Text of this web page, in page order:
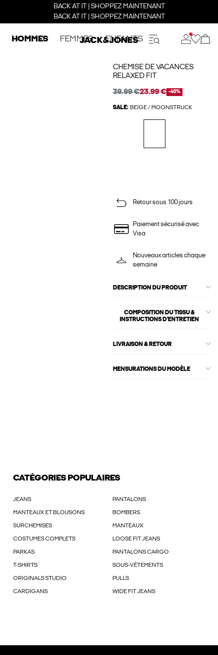
BACK AT IT | SHOPPEZ MAINTENANT
BACK AT IT | SHOPPEZ MAINTENANT
HOMMES FEMMES ENFANTS
CHEMISE DE VACANCES
RELAXED FIT
39.99 €23.99 € -40%
SALE: BEIGE / MOONSTRUCK
Retour sous 100 jours
Paiement sécurisé avec
Visa
Nouveaux articles chaque
semaine
DESCRIPTION DU PRODUIT
COMPOSITION DU TISSU &
INSTRUCTIONS D'ENTRETIEN
LIVRAISON & RETOUR
MENSURATIONS DU MODÈLE
CATÉGORIES POPULAIRES
JEANS PANTALONS
MANTEAUX ET BLOUSONS BOMBERS
SURCHEMISES MANTEAUX
COSTUMES COMPLETS LOOSE FIT JEANS
PARKAS PANTALONS CARGO
T-SHIRTS SOUS-VÊTEMENTS
ORIGINALS STUDIO PULLS
CARDIGANS WIDE FIT JEANS